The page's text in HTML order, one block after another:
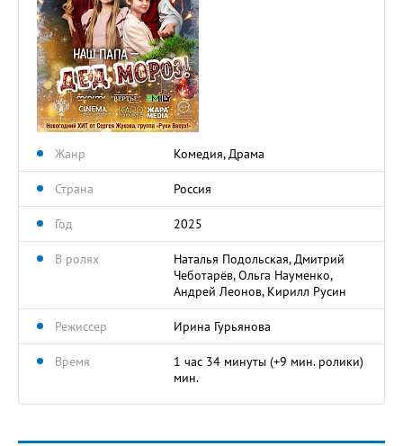
Жанр Комедия, Драма
Страна Россия
Год 2025
В ролях
Наталья Подольская, Дмитрий
Чеботарёв, Ольга Науменко,
Андрей Леонов, Кирилл Русин
Режиссер Ирина Гурьянова
Время
1 час 34 минуты (+9 мин. ролики)
мин.